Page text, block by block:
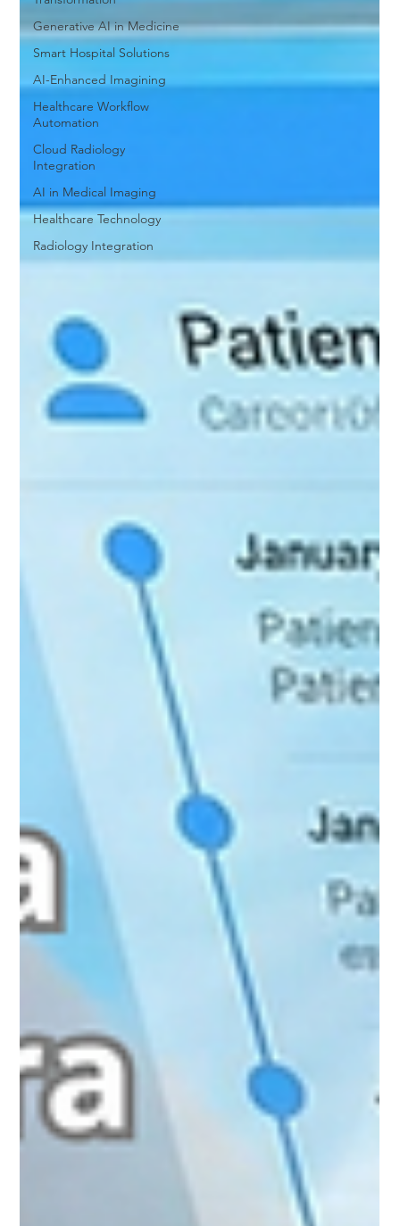
Generative AI in Medicine
Smart Hospital Solutions
AI-Enhanced Imagining
Healthcare Workflow
Automation
Cloud Radiology
Integration
AI in Medical Imaging
Healthcare Technology
Radiology Integration